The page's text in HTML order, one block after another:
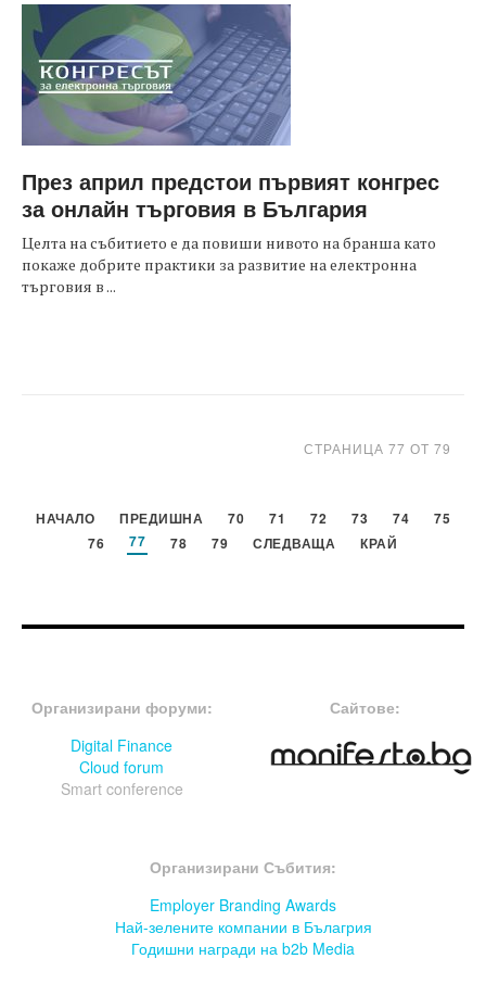
През април предстои първият конгрес
за онлайн търговия в България
Целта на събитието е да повиши нивото на бранша като
покаже добрите практики за развитие на електронна
търговия в ...
СТРАНИЦА 77 ОТ 79
НАЧАЛО ПРЕДИШНА 70 71 72 73 74
75
76
77 78 79 СЛЕДВАЩА КРАЙ
Организирани форуми:
Digital Finance
Cloud forum
Smart conference
Сайтове:
Организирани Събития:
Employer Branding Awards
Най-зелените компании в Бълагрия
Годишни награди на b2b Media